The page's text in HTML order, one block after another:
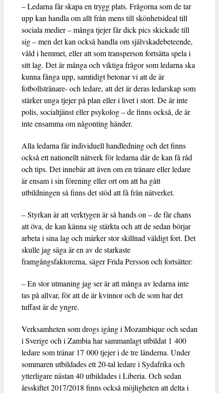
– Ledarna får skapa en trygg plats. Frågorna som de tar
upp kan handla om allt från mens till skönhetsideal till
sociala medier – många tjejer får dick pics skickade till
sig – men det kan också handla om självskadebeteende,
våld i hemmet, eller att som transperson fortsätta spela i
sitt lag. Det är många och viktiga frågor som ledarna ska
kunna fånga upp, samtidigt betonar vi att de är
fotbollstränare- och ledare, att det är deras ledarskap som
stärker unga tjejer på plan eller i livet i stort. De är inte
polis, socialtjänst eller psykolog – de finns också, de är
inte ensamma om någonting händer.
Alla ledarna får individuell handledning och det finns
också ett nationellt nätverk för ledarna där de kan få råd
och tips. Det innebär att även om en tränare eller ledare
är ensam i sin förening eller ort om att ha gått
utbildningen så finns det stöd att få från nätverket.
– Styrkan är att verktygen är så hands on – de får chans
att öva, de kan känna sig stärkta och att de sedan börjar
arbeta i sina lag och märker stor skillnad väldigt fort. Det
skulle jag säga är en av de starkaste
framgångsfaktorerna, säger Frida Persson och fortsätter:
– En stor utmaning jag ser är att många av ledarna inte
tas på allvar, för att de är kvinnor och de som har det
tuffast är de yngre.
Verksamheten som drogs igång i Mozambique och sedan
i Sverige och i Zambia har sammanlagt utbildat 1 400
ledare som tränar 17 000 tjejer i de tre länderna. Under
sommaren utbildades ett 20-tal ledare i Sydafrika och
ytterligare nästan 40 utbildades i Liberia. Och sedan
årsskiftet 2017/2018 finns också möjligheten att delta i